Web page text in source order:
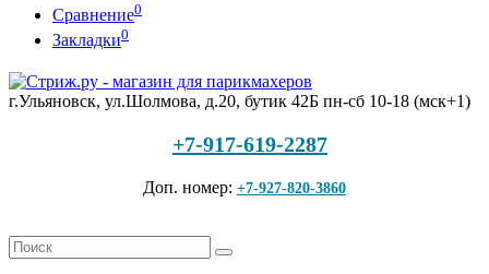
Сравнение0
Закладки0
г.Ульяновск, ул.Шолмова, д.20, бутик 42Б пн-сб 10-18 (мск+1)
+7-917-619-2287
Доп. номер: +7-927-820-3860